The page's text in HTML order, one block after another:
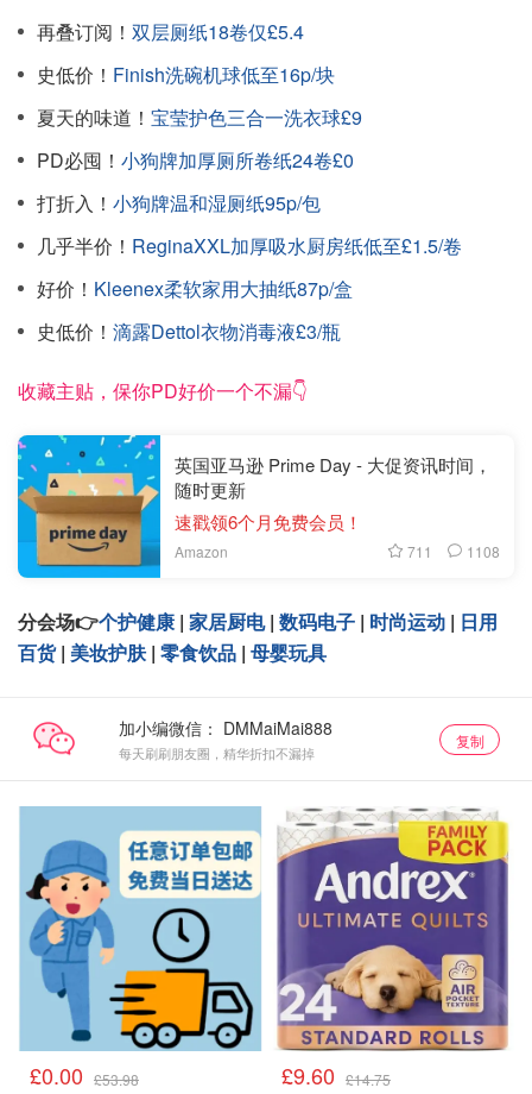
再叠订阅！ 双层厕纸18卷仅£5.4
史低价！ Finish洗碗机球低至16p/块
夏天的味道！ 宝莹护色三合一洗衣球£9
PD必囤！ 小狗牌加厚厕所卷纸24卷£0
打折入！ 小狗牌温和湿厕纸95p/包
几乎半价！ ReginaXXL加厚吸水厨房纸低至£1.5/卷
好价！ Kleenex柔软家用大抽纸87p/盒
史低价！ 滴露Dettol衣物消毒液£3/瓶
收藏主贴，保你PD好价一个不漏👇
英国亚马逊 Prime Day - 大促资讯时间，
随时更新
速戳领6个月免费会员！
Amazon 711 1108
分会场👉个护健康 | 家居厨电| 数码电子 | 时尚运动 | 日用
百货| 美妆护肤| 零食饮品 | 母婴玩具
加小编微信：
每天刷刷朋友圈，精华折扣不漏掉
复制
£0.00 £53.98 £9.60 £14.75